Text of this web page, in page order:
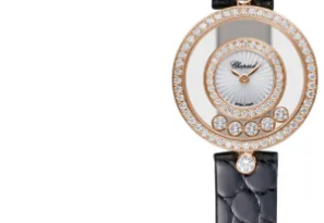
ROLEX CERTIFIED PRE-OWNED